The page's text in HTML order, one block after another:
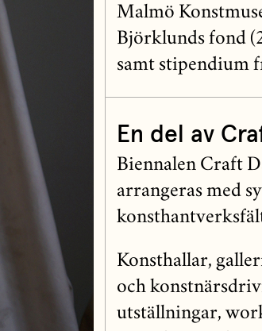
Malmö
Björklunds fond
samt stipendium
En del av
Biennalen Craft
arrangeras med
Konsthallar,
och
utställningar,